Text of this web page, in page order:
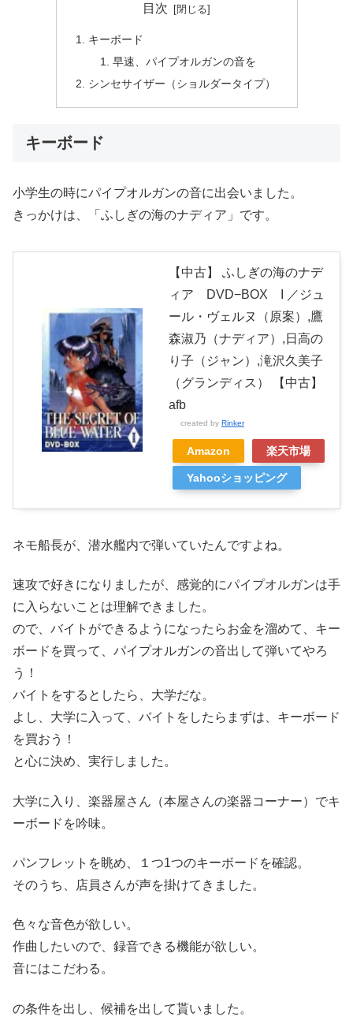
目次
キーボード
早速、パイプオルガンの音を
シンセサイザー（ショルダータイプ）
キーボード
小学生の時にパイプオルガンの音に出会いました。
きっかけは、「ふしぎの海のナディア」です。
【中古】 ふしぎの海のナデ
ィア DVD−BOX I ／ジュ
ール・ヴェルヌ（原案）,鷹
森淑乃（ナディア）,日高の
り子（ジャン）,滝沢久美子
（グランディス） 【中古】
afb
created by Rinker
Amazon 楽天市場
Yahooショッピング
ネモ船長が、潜水艦内で弾いていたんですよね。
速攻で好きになりましたが、感覚的にパイプオルガンは手
に入らないことは理解できました。
ので、バイトができるようになったらお金を溜めて、キー
ボードを買って、パイプオルガンの音出して弾いてやろ
う！
バイトをするとしたら、大学だな。
よし、大学に入って、バイトをしたらまずは、キーボード
を買おう！
と心に決め、実行しました。
大学に入り、楽器屋さん（本屋さんの楽器コーナー）でキ
ーボードを吟味。
パンフレットを眺め、１つ1つのキーボードを確認。
そのうち、店員さんが声を掛けてきました。
色々な音色が欲しい。
作曲したいので、録音できる機能が欲しい。
音にはこだわる。
の条件を出し、候補を出して貰いました。